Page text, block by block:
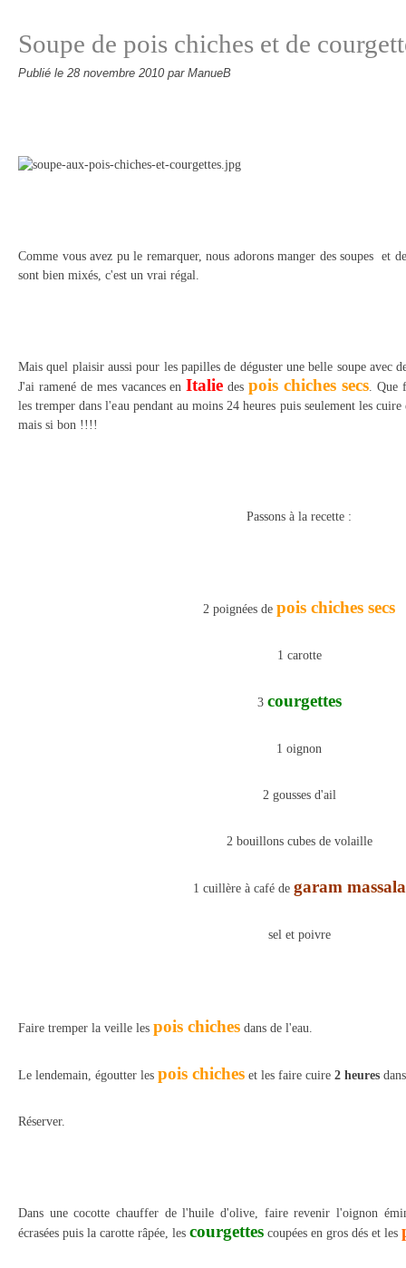
Soupe de pois chiches et de
Publié le 28 novembre 2010 par ManueB
Comme vous avez pu le remarquer, nous adorons manger des soupes et
sont bien mixés, c'est un vrai régal.
Mais quel plaisir aussi pour les papilles de déguster une belle soupe avec
J'ai ramené de mes vacances enItalie despois chiches secs. Que
les tremper dans l'eau pendant au moins 24 heures puis seulement les
mais si bon !!!!
Passons à la recette :
2 poignées de pois chiches secs
1 carotte
3 courgettes
1 oignon
2 gousses d'ail
2 bouillons cubes de volaille
1 cuillère à café de garam massala
sel et poivre
Faire tremper la veille les pois chiches dans de l'eau.
Le lendemain, égoutter les pois chiches et les faire cuire 2 heures
Réserver.
Dans une cocotte chauffer de l'huile d'olive, faire revenir l'oignon
écrasées puis la carotte râpée, les courgettes coupées en gros dés et les